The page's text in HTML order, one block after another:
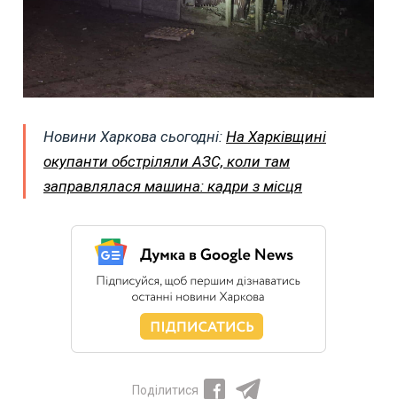
Новини Харкова сьогодні: На Харківщині
окупанти обстріляли АЗС, коли там
заправлялася машина: кадри з місця
Поділитися